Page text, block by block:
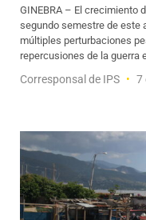
GINEBRA – El crecimiento
segundo semestre de este
múltiples perturbaciones
repercusiones de la guerra
Corresponsal de IPS 7